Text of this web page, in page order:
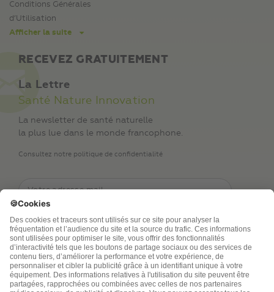
Conditions Générales
d’Utilisation
Afficher la suite
RECEVEZ GRATUITEMENT
La Lettre
Santé Nature Innovation
La newsletter de santé naturelle
la plus lue dans le monde francophone.
Consultez notre politique de confidentialité
TSA Publications SA collecte mes nom, prénom,
adresse de messagerie électronique et numéro de
téléphone afin de répondre aux demandes de
renseignements. Ce traitement est nécessaire à